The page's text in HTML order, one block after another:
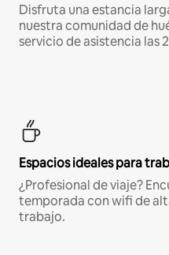
Disfruta una estancia
nuestra comunidad de
servicio de asistencia las
Espacios ideales para
¿Profesional de viaje?
temporada con wifi de
trabajo.